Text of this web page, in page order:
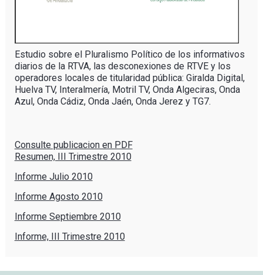
Estudio sobre el Pluralismo Político de los informativos
diarios de la RTVA, las desconexiones de RTVE y los
operadores locales de titularidad pública: Giralda Digital,
Huelva TV, Interalmería, Motril TV, Onda Algeciras, Onda
Azul, Onda Cádiz, Onda Jaén, Onda Jerez y TG7.
Consulte publicacion en PDF
Resumen, III Trimestre 2010
Informe Julio 2010
Informe Agosto 2010
Informe Septiembre 2010
Informe, III Trimestre 2010